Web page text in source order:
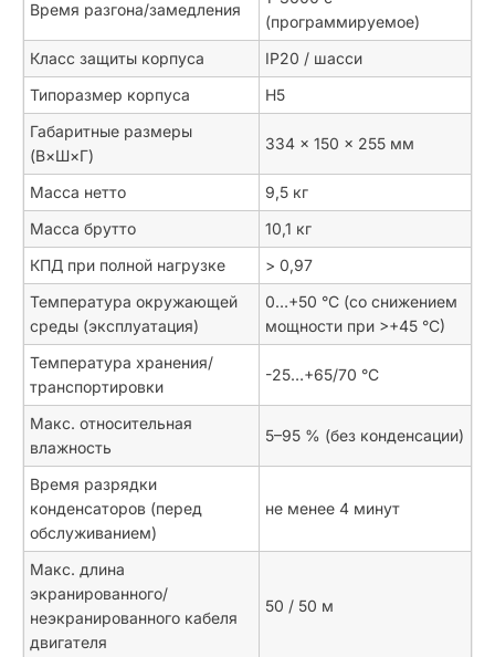
Время разгона/замедления
(программируемое)
Класс защиты корпуса
IP20 / шасси
Типоразмер корпуса
H5
Габаритные размеры
(В×Ш×Г)
334 × 150 × 255 мм
Масса нетто
9,5 кг
Масса брутто
10,1 кг
КПД при полной нагрузке
> 0,97
Температура окружающей
среды (эксплуатация)
0…+50 °C (со снижением
мощности при >+45 °C)
Температура хранения/
транспортировки
-25…+65/70 °C
Макс. относительная
влажность
5–95 % (без конденсации)
Время разрядки
конденсаторов (перед
обслуживанием)
не менее 4 минут
Макс. длина
экранированного/
неэкранированного кабеля
двигателя
50 / 50 м